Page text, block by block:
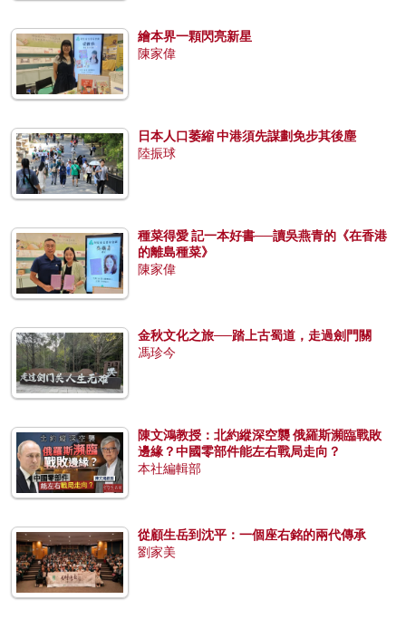
繪本界一顆閃亮新星
陳家偉
日本人口萎縮 中港須先謀劃免步其後塵
陸振球
種菜得愛 記一本好書──讀吳燕青的《在香港
的離島種菜》
陳家偉
金秋文化之旅──踏上古蜀道，走過劍門關
馮珍今
陳文鴻教授：北約縱深空襲 俄羅斯瀕臨戰敗
邊緣？中國零部件能左右戰局走向？
本社編輯部
從顧生岳到沈平：一個座右銘的兩代傳承
劉家美